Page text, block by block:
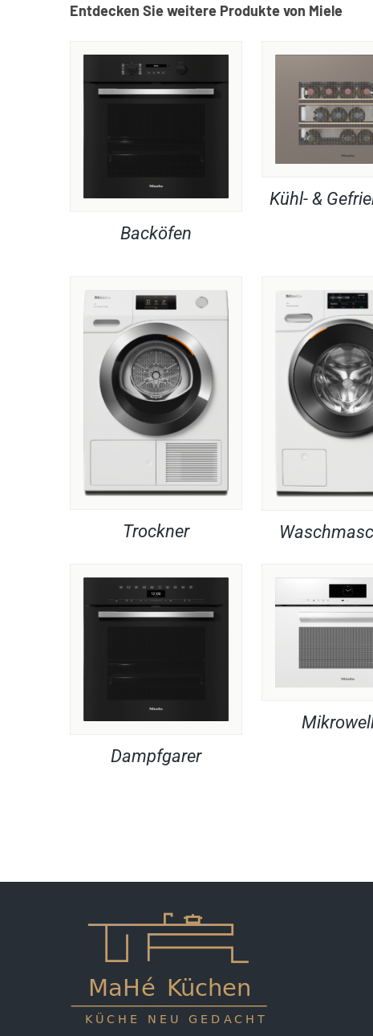
Entdecken Sie weitere Produkte von Miele
Backöfen
Kühl- &
Trockner
Dampfgarer